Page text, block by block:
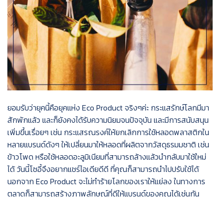
ยอมรับว่ายุคนี้คือยุคแห่ง Eco Productจริงๆค่ะ กระแสรักษ์โลกมีมา
สักพักแล้ว และก็ยังคงได้รับความนิยมจนปัจจุบัน และมีการสนับสนุน
เพิ่มขึ้นเรื่อยๆ เช่น กระแสรณรงค์ให้ยกเลิกการใช้หลอดพลาสติกใน
หลายแบรนด์ดังๆ ให้เปลี่ยนมาให้หลอดที่ผลิตจากวัสดุธรมมชาติ เช่น
ข้าวโพด หรือใช้หลอดอะลูมิเนียมที่สามารถล้างแล้วนำกลับมาใช้ใหม่
ได้วันนี้โซอี้จึงอยากแชร์ไอเดียดีดี ที่คุณก็สามารถนำไปปรับใช้ได้
นอกจาก Eco Productจะไม่ทำร้ายโลกของเราให้แย่ลง ในทางการ
ตลาดก็สามารถสร้างภาพลักษณ์ที่ดีให้แบรนด์ของคุณได้เช่นกัน